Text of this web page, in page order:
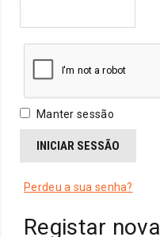
Manter sessão
INICIAR SESSÃO
Perdeu a sua senha?
Registar nova